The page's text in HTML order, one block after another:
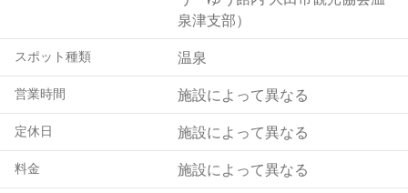
古風な町並みが独特の存在感を示しています。山陰屈指の
名湯と評価されていますが、宿は10件ほどと小規模なが
ら2軒の外湯が好評です。温泉は、泉質と薬効には定評が
あり、湯治目的で訪れる人も少なくありません。さらに健
康増進を目的とした観光客向けのオリジナルイベントとし
て、温泉ヘルスツーリズムがあります。銀を積み出し港ま
で運んだルートを整備し月替わりに定めたコースを歩いて
もらう企画です。
また毎週土曜日夜「龍御前神社（たつのごぜんじんじ
泉津支部）
スポット種類 温泉
営業時間 施設によって異なる
定休日 施設によって異なる
料金 施設によって異なる